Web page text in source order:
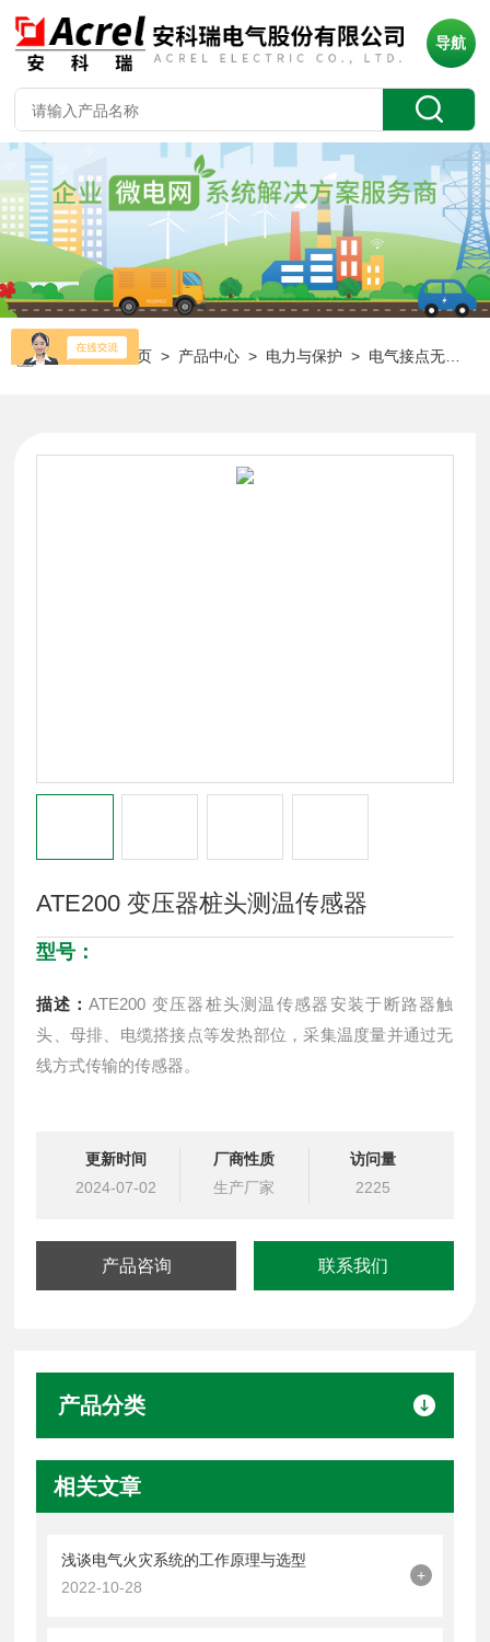
导航
当前位置：首页 > 产品中心 > 电力与保护 > 电气接点无线测温装置
ATE200 变压器桩头测温传感器
型号：
描述：ATE200 变压器桩头测温传感器安装于断路器触
头、母排、电缆搭接点等发热部位，采集温度量并通过无
线方式传输的传感器。
更新时间
2024-07-02
厂商性质
生产厂家
访问量
2225
产品咨询 联系我们
产品分类
相关文章
浅谈电气火灾系统的工作原理与选型
2022-10-28
+